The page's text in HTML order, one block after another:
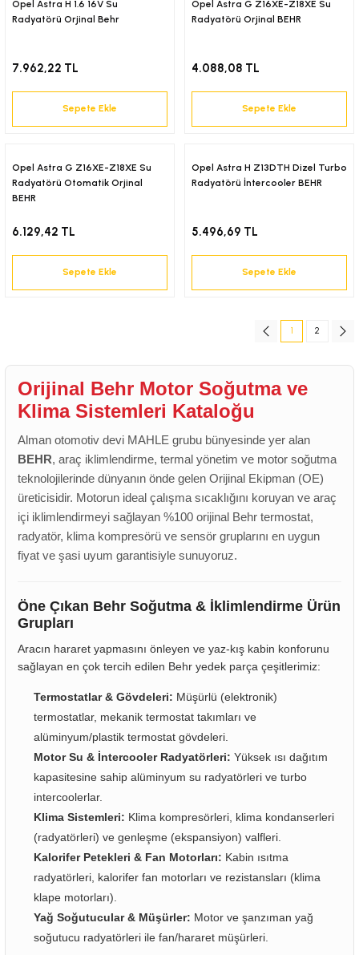
Opel Astra H 1.6 16V Su
Radyatörü Orjinal Behr
7.962,22 TL
Sepete Ekle
Opel Astra G Z16XE-Z18XE Su
Radyatörü Orjinal BEHR
4.088,08 TL
Sepete Ekle
Opel Astra G Z16XE-Z18XE Su
Radyatörü Otomatik Orjinal
BEHR
6.129,42 TL
Sepete Ekle
Opel Astra H Z13DTH Dizel Turbo
Radyatörü İntercooler BEHR
5.496,69 TL
Sepete Ekle
1 2
Orijinal Behr Motor Soğutma ve
Klima Sistemleri Kataloğu
Alman otomotiv devi MAHLE grubu bünyesinde yer alan
BEHR, araç iklimlendirme, termal yönetim ve motor soğutma
teknolojilerinde dünyanın önde gelen Orijinal Ekipman (OE)
üreticisidir. Motorun ideal çalışma sıcaklığını koruyan ve araç
içi iklimlendirmeyi sağlayan %100 orijinal Behr termostat,
radyatör, klima kompresörü ve sensör gruplarını en uygun
fiyat ve şasi uyum garantisiyle sunuyoruz.
Öne Çıkan Behr Soğutma & İklimlendirme Ürün
Grupları
Aracın hararet yapmasını önleyen ve yaz-kış kabin konforunu
sağlayan en çok tercih edilen Behr yedek parça çeşitlerimiz:
Termostatlar & Gövdeleri: Müşürlü (elektronik)
termostatlar, mekanik termostat takımları ve
alüminyum/plastik termostat gövdeleri.
Motor Su & İntercooler Radyatörleri: Yüksek ısı dağıtım
kapasitesine sahip alüminyum su radyatörleri ve turbo
intercoolerlar.
Klima Sistemleri: Klima kompresörleri, klima kondanserleri
(radyatörleri) ve genleşme (ekspansiyon) valfleri.
Kalorifer Petekleri & Fan Motorları: Kabin ısıtma
radyatörleri, kalorifer fan motorları ve rezistansları (klima
klape motorları).
Yağ Soğutucular & Müşürler: Motor ve şanzıman yağ
soğutucu radyatörleri ile fan/hararet müşürleri.